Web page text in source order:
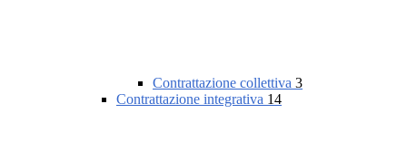
Contrattazione collettiva 3
Contrattazione integrativa 14